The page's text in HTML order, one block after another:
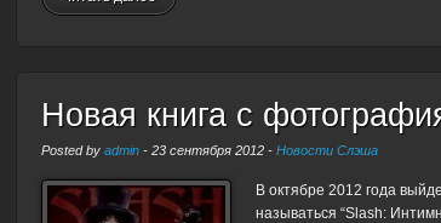
Новая книга с
Posted byadmin -23 сентября 2012 -Новости Слэша
В октябре 2012 года
называться “Slash: